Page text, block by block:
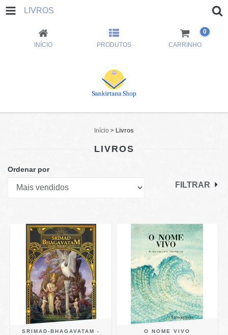
LIVROS
INÍCIO PRODUTOS CARRINHO
0
Início > Livros
LIVROS
Ordenar por
FILTRAR
SRIMAD-BHAGAVATAM -
O NOME VIVO